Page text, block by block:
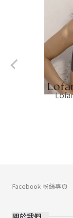
Facebook 粉絲專頁